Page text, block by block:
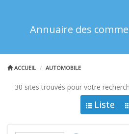
Annuaire des
ACCUEIL AUTOMOBILE
30 sites trouvés pour votre
Liste